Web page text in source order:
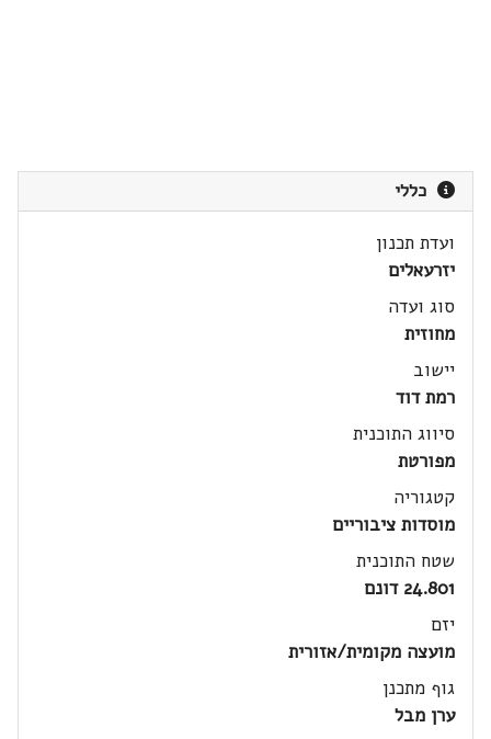
כללי
ועדת תכנון
יזרעאלים
סוג ועדה
מחוזית
יישוב
רמת דוד
סיווג התוכנית
מפורטת
קטגוריה
מוסדות ציבוריים
שטח התוכנית
24.801 דונם
יזם
מועצה מקומית/אזורית
גוף מתכנן
ערן מבל